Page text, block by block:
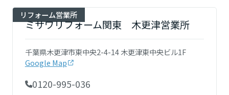
ホームラウンジ 新築・戸建て
ウエルネス事業
海外事業
リフォーム営業所
ミサワリフォーム関東 木更津営業所
千葉県木更津市東中央2-4-14 木更津東中央ビル1F
Google Map
0120-995-036
埼玉県
千葉県